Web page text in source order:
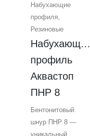
давлению, а также
может
использоваться в
любых погодных
условиях.
объемное
расширение с
Набухающие
профиля
Резиновые
Набухающий
профиль
Аквастоп
ПНР 8
Бентонитовый
шнур ПНР 8 —
уникальный